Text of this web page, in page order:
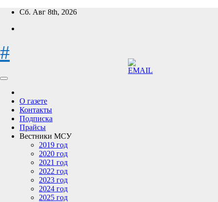
Перейти
содержимому
Сб. Авг 8th, 2026
#
О газете
Контакты
Подписка
Прайсы
Вестники МСУ
2019 год
2020 год
2021 год
2022 год
2023 год
2024 год
2025 год